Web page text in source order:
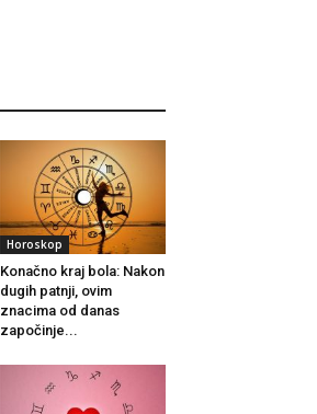
Horoskop
Konačno kraj bola: Nakon
dugih patnji, ovim
znacima od danas
započinje...